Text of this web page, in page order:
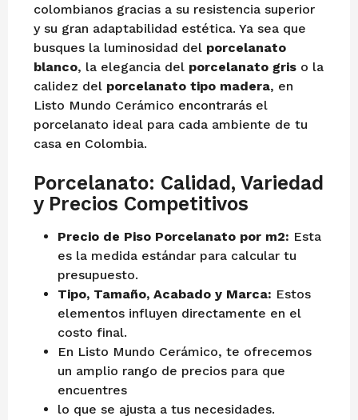
colombianos gracias a su resistencia superior
y su gran adaptabilidad estética. Ya sea que
busques la luminosidad del porcelanato
blanco, la elegancia del porcelanato gris o la
calidez del porcelanato tipo madera, en
Listo Mundo Cerámico encontrarás el
porcelanato ideal para cada ambiente de tu
casa en Colombia.
Porcelanato: Calidad, Variedad
y Precios Competitivos
Precio de Piso Porcelanato por m2: Esta
es la medida estándar para calcular tu
presupuesto.
Tipo, Tamaño, Acabado y Marca: Estos
elementos influyen directamente en el
costo final.
En Listo Mundo Cerámico, te ofrecemos
un amplio rango de precios para que
encuentres
lo que se ajusta a tus necesidades.